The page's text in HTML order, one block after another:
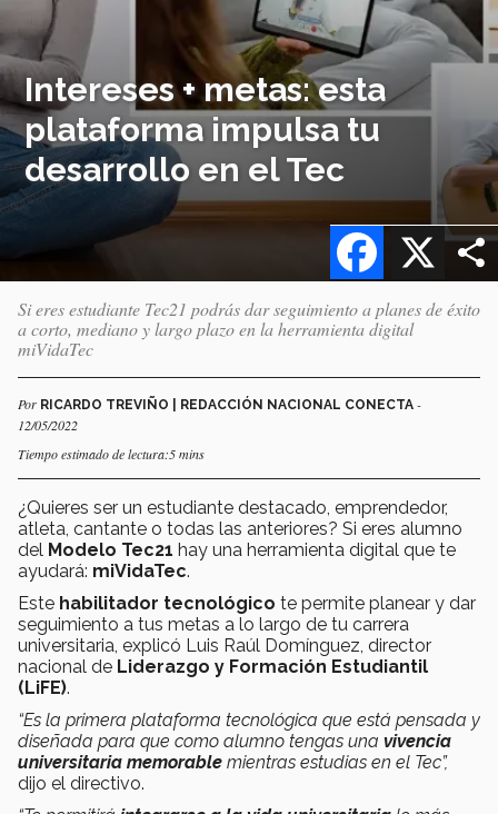
Intereses + metas: esta
plataforma impulsa tu
desarrollo en el Tec
X
Facebook
Si eres estudiante Tec21 podrás dar seguimiento a planes de éxito
a corto, mediano y largo plazo en la herramienta digital
miVidaTec
Por RICARDO TREVIÑO | REDACCIÓN NACIONAL CONECTA -
12/05/2022
Tiempo estimado de lectura:5 mins
¿Quieres ser un estudiante destacado, emprendedor,
atleta, cantante o todas las anteriores? Si eres alumno
del Modelo Tec21 hay una herramienta digital que te
ayudará: miVidaTec.
Este habilitador tecnológico te permite planear y dar
seguimiento a tus metas a lo largo de tu carrera
universitaria, explicó Luis Raúl Domínguez, director
nacional de Liderazgo y Formación Estudiantil
(LiFE).
“Es la primera plataforma tecnológica que está pensada y
diseñada para que como alumno tengas una vivencia
universitaria memorable mientras estudias en el Tec”,
dijo el directivo.